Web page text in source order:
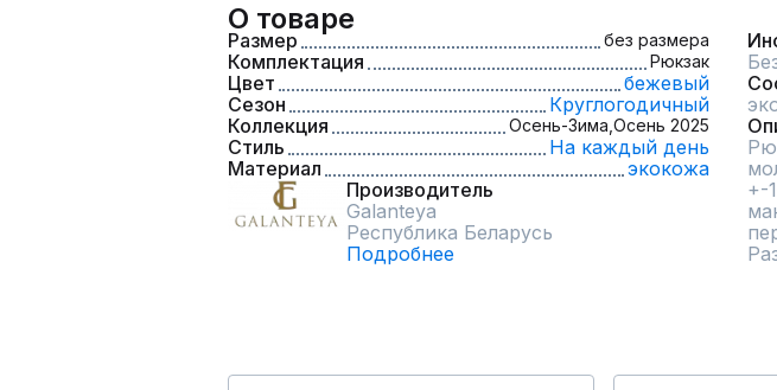
О товаре
Размер без размера
Комплектация Рюкзак
Цвет
бежевый
Сезон
Круглогодичный
Коллекция
Осень-Зима, Осень 2025
Стиль
На каждый день
Материал
экокожа
Производитель
Galanteya
Республика Беларусь
Подробнее
+-